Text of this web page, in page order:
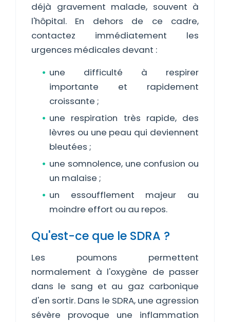
déjà gravement malade, souvent à
l'hôpital. En dehors de ce cadre,
contactez immédiatement les
urgences médicales devant :
une difficulté à respirer
importante et rapidement
croissante ;
une respiration très rapide, des
lèvres ou une peau qui deviennent
bleutées ;
une somnolence, une confusion ou
un malaise ;
un essoufflement majeur au
moindre effort ou au repos.
Qu'est-ce que le SDRA ?
Les poumons permettent
normalement à l'oxygène de passer
dans le sang et au gaz carbonique
d'en sortir. Dans le SDRA, une agression
sévère provoque une inflammation